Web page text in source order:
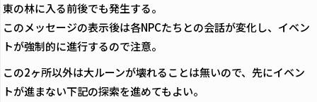
東の林に入る前後でも発生する。
このメッセージの表示後は各NPCたちとの会話が変化し、イベン
トが強制的に進行するので注意。
この2ヶ所以外は大ルーンが壊れることは無いので、先にイベン
トが進まない下記の探索を進めてもよい。